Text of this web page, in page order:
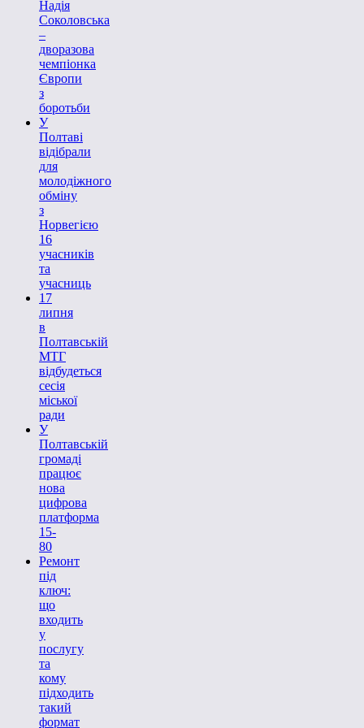
Надія
Соколовська
–
дворазова
чемпіонка
Європи
з
боротьби
У
Полтаві
відібрали
для
молодіжного
обміну
з
Норвегією
16
учасників
та
учасниць
17
липня
в
Полтавській
МТГ
відбудеться
сесія
міської
ради
У
Полтавській
громаді
працює
нова
цифрова
платформа
15-
80
Ремонт
під
ключ:
що
входить
у
послугу
та
кому
підходить
такий
формат